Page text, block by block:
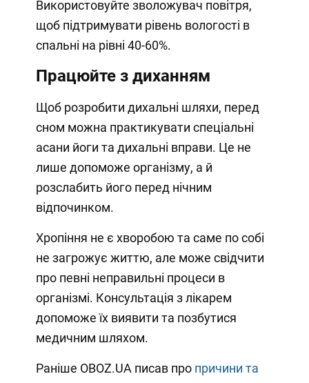
Використовуйте зволожувач повітря,
щоб підтримувати рівень вологості в
спальні на рівні 40-60%.
Працюйте з диханням
Щоб розробити дихальні шляхи, перед
сном можна практикувати спеціальні
асани йоги та дихальні вправи. Це не
лише допоможе організму, а й
розслабить його перед нічним
відпочинком.
Хропіння не є хворобою та саме по собі
не загрожує життю, але може свідчити
про певні неправильні процеси в
організмі. Консультація з лікарем
допоможе їх виявити та позбутися
медичним шляхом.
Раніше OBOZ.UA писав про причини та